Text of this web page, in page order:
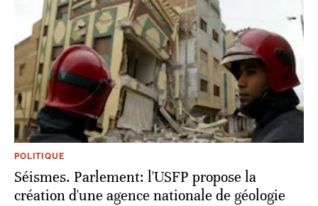
POLITIQUE
Séismes. Parlement: l'USFP propose la
création d'une agence nationale de géologie